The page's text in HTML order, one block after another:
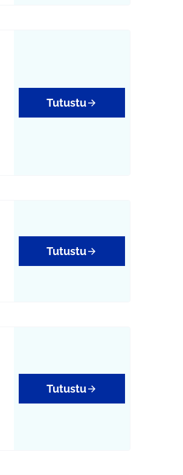
Tutustu
Tutustu
Tutustu